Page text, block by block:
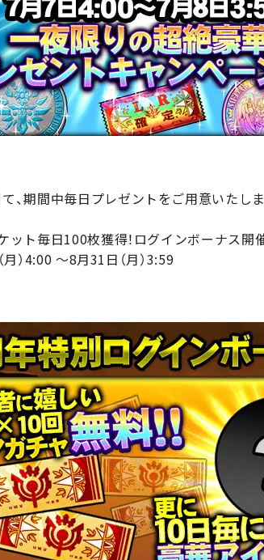
、期間中毎日プレゼントをご用意いたし
ット毎日100枚獲得！ログインボーナス開
月）4:00 ～8月31日（月）3:59